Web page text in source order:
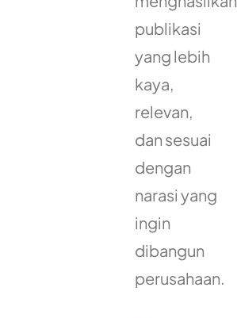
publikasi
yang lebih
kaya,
relevan,
dan sesuai
dengan
narasi yang
ingin
dibangun
perusahaan.